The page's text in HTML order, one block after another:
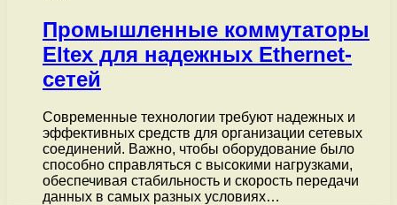
Промышленные коммутаторы
Eltex для надежных Ethernet-
сетей
Современные технологии требуют надежных и
эффективных средств для организации сетевых
соединений. Важно, чтобы оборудование было
способно справляться с высокими нагрузками,
обеспечивая стабильность и скорость передачи
данных в самых разных условиях…